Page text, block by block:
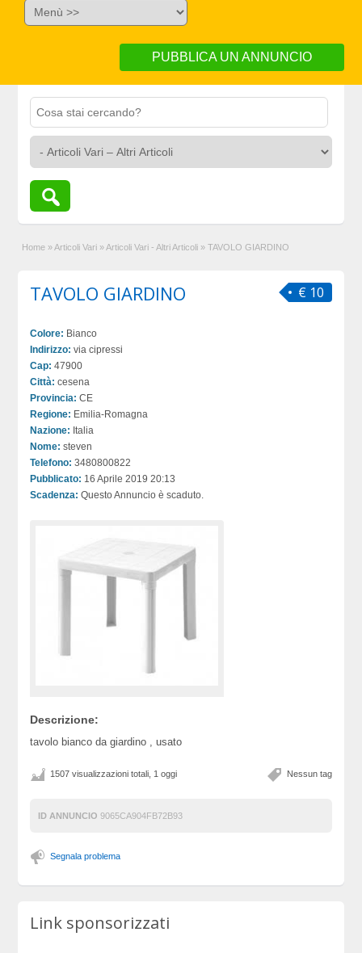
PUBBLICA UN ANNUNCIO
Home » Articoli Vari » Articoli Vari - Altri Articoli » TAVOLO GIARDINO
€ 10
TAVOLO GIARDINO
Colore: Bianco
Indirizzo: via cipressi
Cap: 47900
Città: cesena
Provincia: CE
Regione: Emilia-Romagna
Nazione: Italia
Nome: steven
Telefono: 3480800822
Pubblicato: 16 Aprile 2019 20:13
Scadenza: Questo Annuncio è scaduto.
Descrizione:
tavolo bianco da giardino , usato
Nessun tag
1507 visualizzazioni totali, 1 oggi
ID ANNUNCIO 9065CA904FB72B93
Segnala problema
Link sponsorizzati